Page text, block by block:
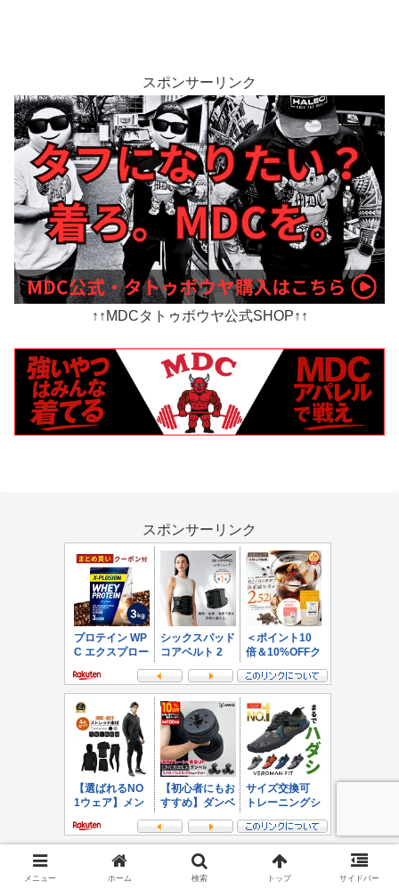
スポンサーリンク
↑↑MDCタトゥボウヤ公式SHOP↑↑
スポンサーリンク
メニュー ホーム 検索 トップ サイドバー